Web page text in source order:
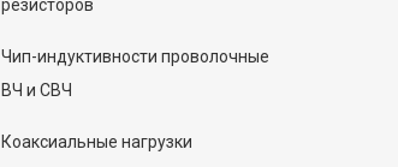
резисторов
Чип-индуктивности проволочные
ВЧ и СВЧ
Коаксиальные нагрузки